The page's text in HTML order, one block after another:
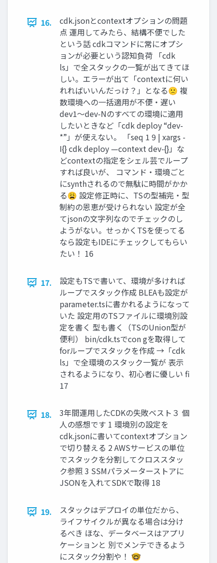
16.
cdk.jsonとcontextオプションの問題
点 運用してみたら、結構不便でした
という話 cdkコマンドに常にオプシ
ョンが必要という認知負荷 「cdk
ls」で全スタックの一覧が出てきてほ
しい。エラーが出て「contextに何い
れればいいんだっけ？」となる🙁 複
数環境への一括適用が不便・遅い
dev1〜dev-Nのすべての環境に適用
したいときなど「cdk deploy “dev-
*”」が使えない。 「seq 1 9 | xargs -
I{} cdk deploy —context dev-{}」な
どcontextの指定をシェル芸でループ
すれば良いが、 コマンド・環境ごと
にsynthされるので無駄に時間がかか
る😩 設定修正時に、TSの型補完・型
制約の恩恵が受けられない 設定が全
てjsonの文字列なのでチェックのし
ようがない。せっかくTSを使ってる
なら設定もIDEにチェックしてもらい
たい！ 16
17.
設定もTSで書いて、環境が多ければ
ループでスタック作成 BLEAも設定が
parameter.tsに書かれるようになって
いた 設定用のTSファイルに環境別設
定を書く 型も書く（TSのUnion型が
便利） bin/cdk.tsでcon gを取得して
forループでスタックを作成 →「cdk
ls」で全環境のスタック一覧が 表示
されるようになり、初心者に優しい fi
17
18.
3年間運用したCDKの失敗ベスト３ 個
人の感想です 1 環境別の設定を
cdk.jsonに書いてcontextオプション
で切り替える 2 AWSサービスの単位
でスタックを分割してクロススタッ
ク参照 3 SSMパラメーターストアに
JSONを入れてSDKで取得 18
19.
スタックはデプロイの単位だから、
ライフサイクルが異なる場合は分け
るべき ほな、データベースはアプリ
ケーションと 別でメンテできるよう
にスタック分割や！ 🤓